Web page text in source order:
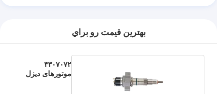
بهترين قيمت رو براي
۴۳۰۷۰۷۲
موتورهای دیزل